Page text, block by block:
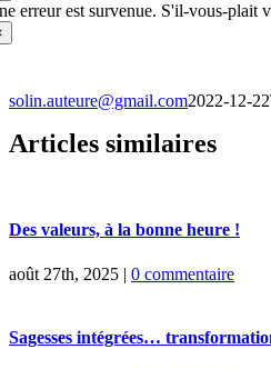
erreur est survenue. S'il-vous-plait
solin.auteure@gmail.com2022-12-
Articles similaires
Des valeurs, à la bonne heure !
août 27th, 2025 | 0 commentaire
Sagesses intégrées…